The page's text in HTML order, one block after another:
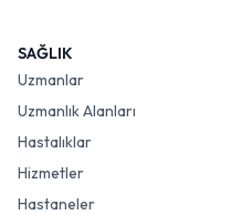
SAĞLIK
Uzmanlar
Uzmanlık Alanları
Hastalıklar
Hizmetler
Hastaneler